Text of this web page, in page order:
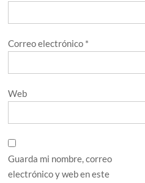
Correo electrónico *
Web
Guarda mi nombre, correo
electrónico y web en este